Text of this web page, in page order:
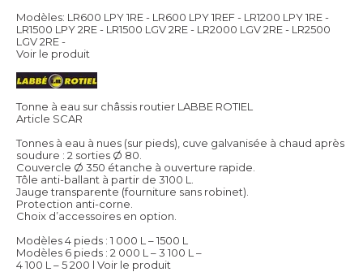
Modèles: LR600 LPY 1RE - LR600 LPY 1REF - LR1200 LPY 1RE -
LR1500 LPY 2RE - LR1500 LGV 2RE - LR2000 LGV 2RE - LR2500
LGV 2RE -
Voir le produit
Tonne à eau sur châssis routier LABBE ROTIEL
Article SCAR
Tonnes à eau à nues (sur pieds), cuve galvanisée à chaud après
soudure : 2 sorties Ø 80.
Couvercle Ø 350 étanche à ouverture rapide.
Tôle anti-ballant à partir de 3100 L.
Jauge transparente (fourniture sans robinet).
Protection anti-corne.
Choix d’accessoires en option.
Modèles 4 pieds : 1 000 L – 1500 L
Modèles 6 pieds : 2 000 L – 3 100 L –
4 100 L – 5 200 l Voir le produit